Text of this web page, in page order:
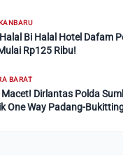
Bi Halal Hotel Dafam
Rp125 Ribu!
BARAT
Dirlantas Polda
One Way Padang-